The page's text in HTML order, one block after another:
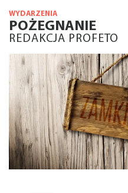
WYDARZENIA
POŻEGNANIE
REDAKCJA PROFETO